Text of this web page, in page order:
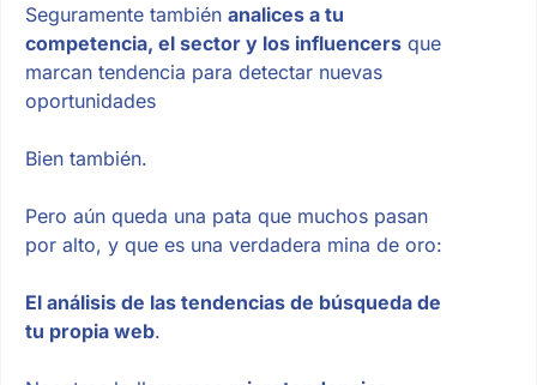
Seguramente también analices a tu
competencia, el sector y los influencersque
marcan tendencia para detectar nuevas
oportunidades
Bien también.
Pero aún queda una pata que muchos pasan
por alto, y que es una verdadera mina de oro:
El análisis de las tendencias de búsqueda de
tu propia web.